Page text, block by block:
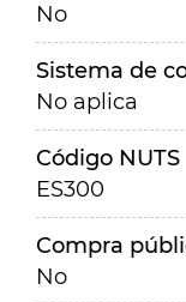
No
Sistema de
No aplica
Código NUTS
ES300
Compra
No